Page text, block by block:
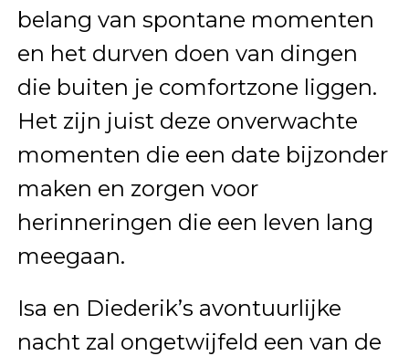
belang van spontane momenten
en het durven doen van dingen
die buiten je comfortzone liggen.
Het zijn juist deze onverwachte
momenten die een date bijzonder
maken en zorgen voor
herinneringen die een leven lang
meegaan.
Isa en Diederik’s avontuurlijke
nacht zal ongetwijfeld een van de